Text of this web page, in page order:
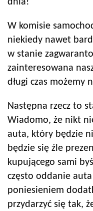
dnia!
W komisie
niekiedy nawet
w stanie
zainteresowana
długi czas możemy
Następna rzecz to
Wiadomo, że nikt
auta, który będzie
będzie się źle
kupującego sami
często oddanie
poniesieniem
przydarzyć się tak,